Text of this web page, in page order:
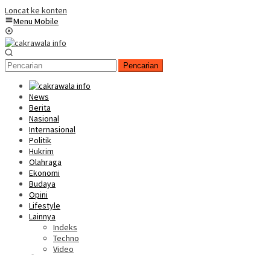
Loncat ke konten
Menu Mobile
Pencarian
News
Berita
Nasional
Internasional
Politik
Hukrim
Olahraga
Ekonomi
Budaya
Opini
Lifestyle
Lainnya
Indeks
Techno
Video